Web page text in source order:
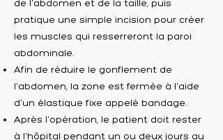
de l'abdomen et de la taille, puis
pratique une simple incision pour créer
les muscles qui resserreront la paroi
abdominale.
Afin de réduire le gonflement de
l'abdomen, la zone est fermée à l'aide
d'un élastique fixe appelé bandage.
Après l'opération, le patient doit rester
à l'hôpital pendant un ou deux jours au